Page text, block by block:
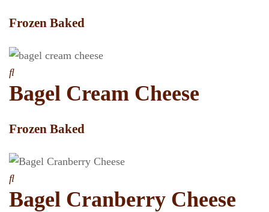
Frozen Baked
Bagel Cream Cheese
Frozen Baked
Bagel Cranberry Cheese